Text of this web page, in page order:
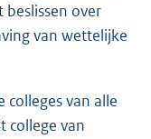
over
van wettelijke
colleges van alle
college van